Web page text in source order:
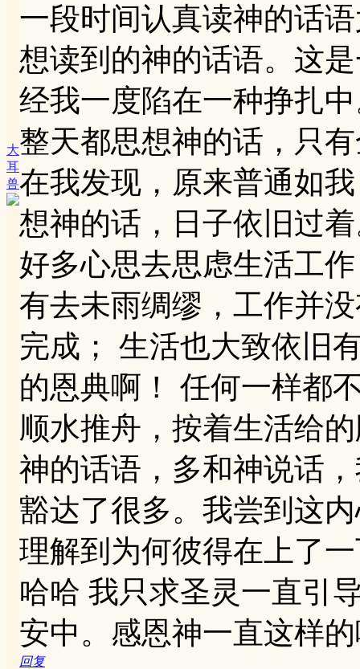
大
耳
兽
一段时间认真读神的话
想读到的神的话语。这
经我一度陷在一种挣扎
整天都思想神的话，只
在我发现，原来普通如
想神的话，日子依旧过
好多心思去思虑生活工
有去未雨绸缪，工作并
完成； 生活也大致依旧
的恩典啊！ 任何一样都
顺水推舟，按着生活给
神的话语，多和神说话
豁达了很多。我尝到这
理解到为何彼得在上了
哈哈 我只求圣灵一直引
安中。感恩神一直这样
回复